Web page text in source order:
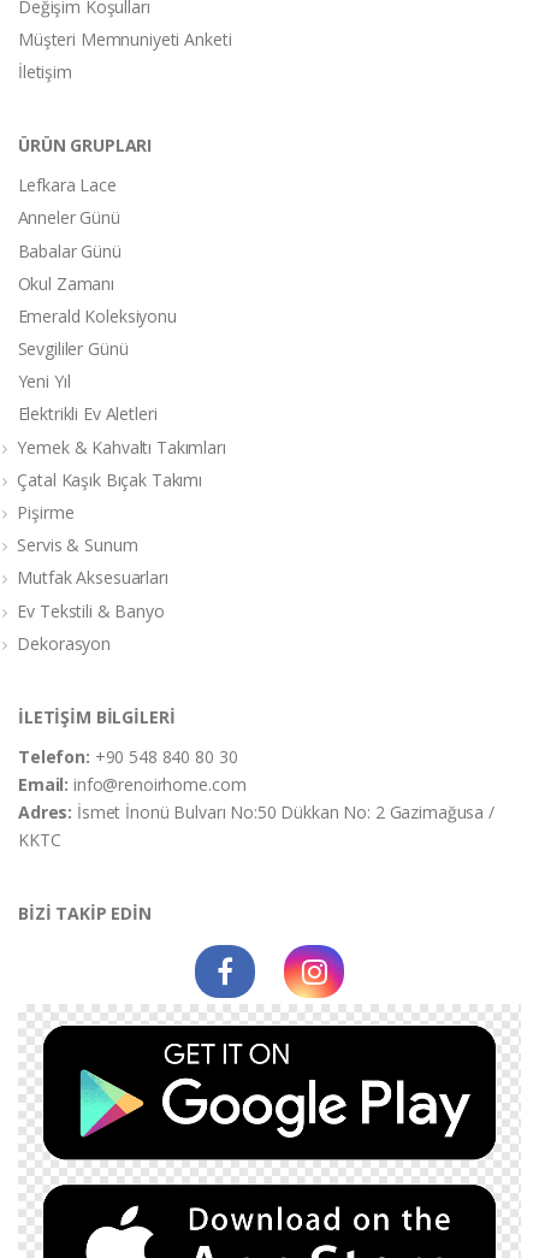
Değişim Koşulları
Müşteri Memnuniyeti Anketi
İletişim
ÜRÜN GRUPLARI
Lefkara Lace
Anneler Günü
Babalar Günü
Okul Zamanı
Emerald Koleksiyonu
Sevgililer Günü
Yeni Yıl
Elektrikli Ev Aletleri
Yemek & Kahvaltı Takımları
Çatal Kaşık Bıçak Takımı
Pişirme
Servis & Sunum
Mutfak Aksesuarları
Ev Tekstili & Banyo
Dekorasyon
İLETİŞİM BİLGİLERİ
Telefon: +90 548 840 80 30
Email:info@renoirhome.com
Adres: İsmet İnonü Bulvarı No:50 Dükkan No: 2 Gazimağusa /
KKTC
BİZİ TAKİP EDİN